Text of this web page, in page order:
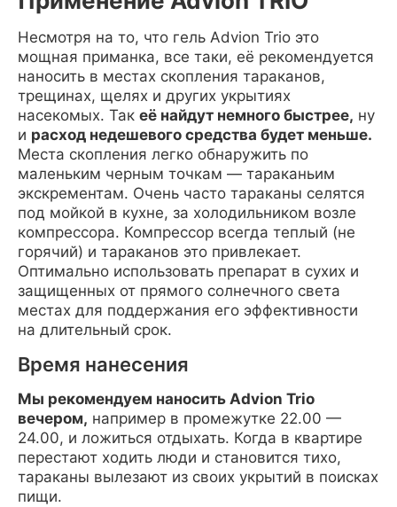
Несмотря на то, что гель Advion Trio это
мощная приманка, все таки, её рекомендуется
наносить в местах скопления тараканов,
трещинах, щелях и других укрытиях
насекомых. Так её найдут немного быстрее, ну
и расход недешевого средства будет меньше.
Места скопления легко обнаружить по
маленьким черным точкам — тараканьим
экскрементам. Очень часто тараканы селятся
под мойкой в кухне, за холодильником возле
компрессора. Компрессор всегда теплый (не
горячий) и тараканов это привлекает.
Оптимально использовать препарат в сухих и
защищенных от прямого солнечного света
местах для поддержания его эффективности
на длительный срок.
Время нанесения
Мы рекомендуем наносить Advion Trio
вечером, например в промежутке 22.00 —
24.00, и ложиться отдыхать. Когда в квартире
перестают ходить люди и становится тихо,
тараканы вылезают из своих укрытий в поисках
пищи.